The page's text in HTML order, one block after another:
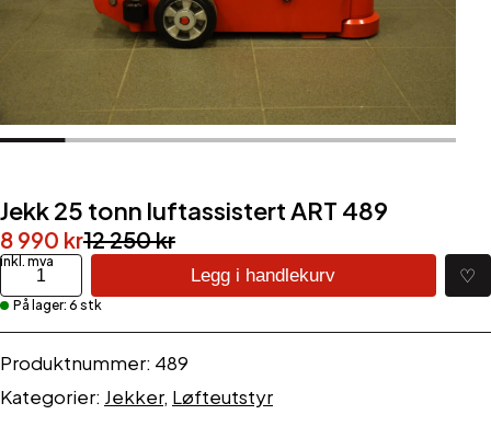
Jekk 25 tonn luftassistert ART 489
12 250kr
Opprinnelig
pris
var:
250 kr.
8 990 kr
Nåværende
pris
er:
990 kr.
Jekk
25
tonn
luftassistert
ART
antall
Legg i handlekurv ♡
På lager: 6 stk
Produktnummer: 489
Kategorier: Jekker, Løfteutstyr